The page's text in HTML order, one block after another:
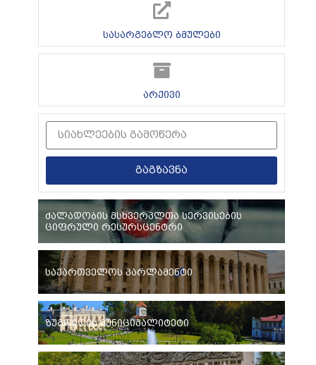
სასარგებლო ბმულები
არქივი
გაგზავნა
ძალადობის მსხვერპლთა სერვისების
ციფრული რესურსცენტრი
საქართველოს პარლამენტი
ზუგდიდის მუნიციპალიტეტი